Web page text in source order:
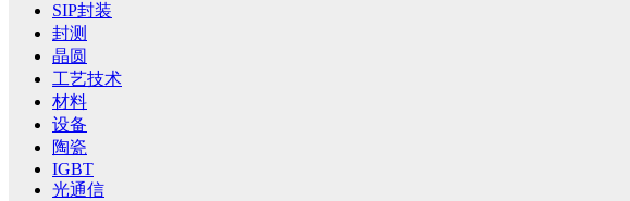
SIP封装
封测
晶圆
工艺技术
材料
设备
陶瓷
IGBT
光通信